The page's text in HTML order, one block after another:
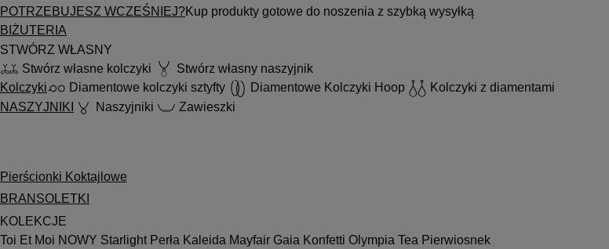
POTRZEBUJESZ WCZEŚNIEJ?Kup produkty gotowe do noszenia z szybką wysyłką
BIŻUTERIA
STWÓRZ WŁASNY
Stwórz własne kolczyki
Stwórz własny naszyjnik
Kolczyki
Diamentowe kolczyki sztyfty Diamentowe Kolczyki Hoop
Kolczyki z diamentami
NASZYJNIKI
Naszyjniki Zawieszki
Pierścionki Koktajlowe
BRANSOLETKI
KOLEKCJE
Toi Et Moi NOWY Starlight Perła Kaleida Mayfair Gaia Konfetti Olympia Tea Pierwiosnek